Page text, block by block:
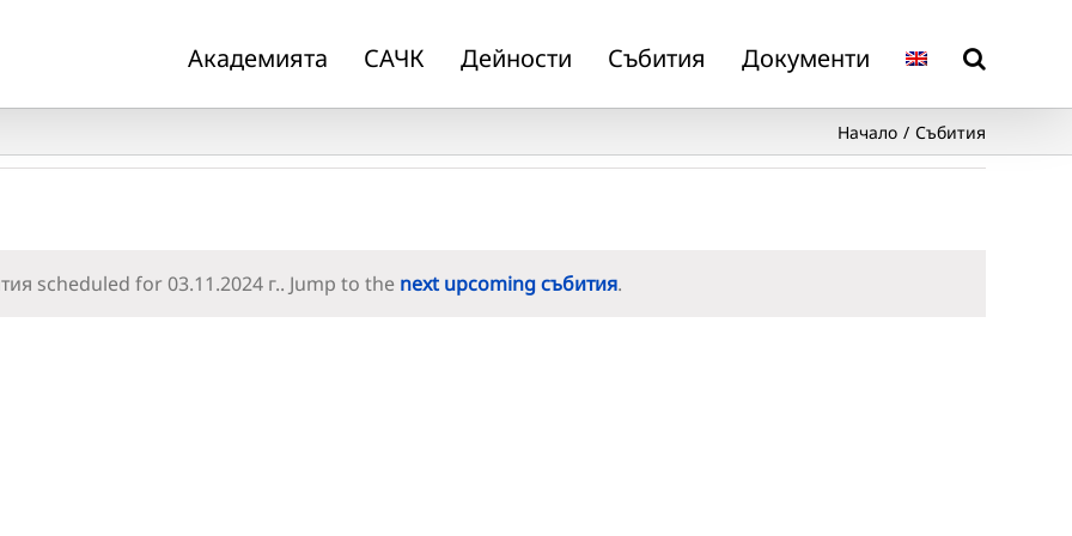
Академията САЧК Дейности Събития Документи
Начало Събития
Notice
scheduled for 03.11.2024 г.. Jump to the next upcoming събития.